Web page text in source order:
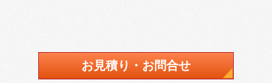
お見積り・お問合せ